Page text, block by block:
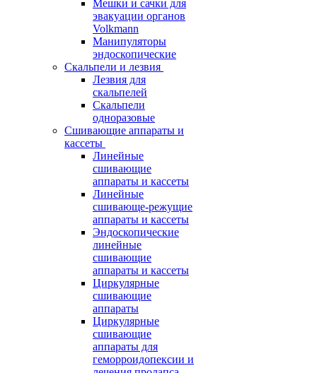
Мешки и сачки для
эвакуации органов
Volkmann
Манипуляторы
эндоскопические
Скальпели и лезвия
Лезвия для
скальпелей
Скальпели
одноразовые
Сшивающие аппараты и
кассеты
Линейные
сшивающие
аппараты и кассеты
Линейные
сшивающе-режущие
аппараты и кассеты
Эндоскопические
линейные
сшивающие
аппараты и кассеты
Циркулярные
сшивающие
аппараты
Циркулярные
сшивающие
аппараты для
геморроидопексии и